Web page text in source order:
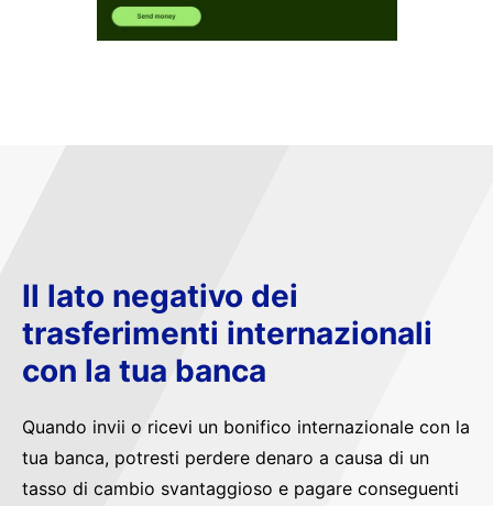
Il lato negativo dei
trasferimenti internazionali
con la tua banca
Quando invii o ricevi un bonifico internazionale con la
tua banca, potresti perdere denaro a causa di un
tasso di cambio svantaggioso e pagare conseguenti